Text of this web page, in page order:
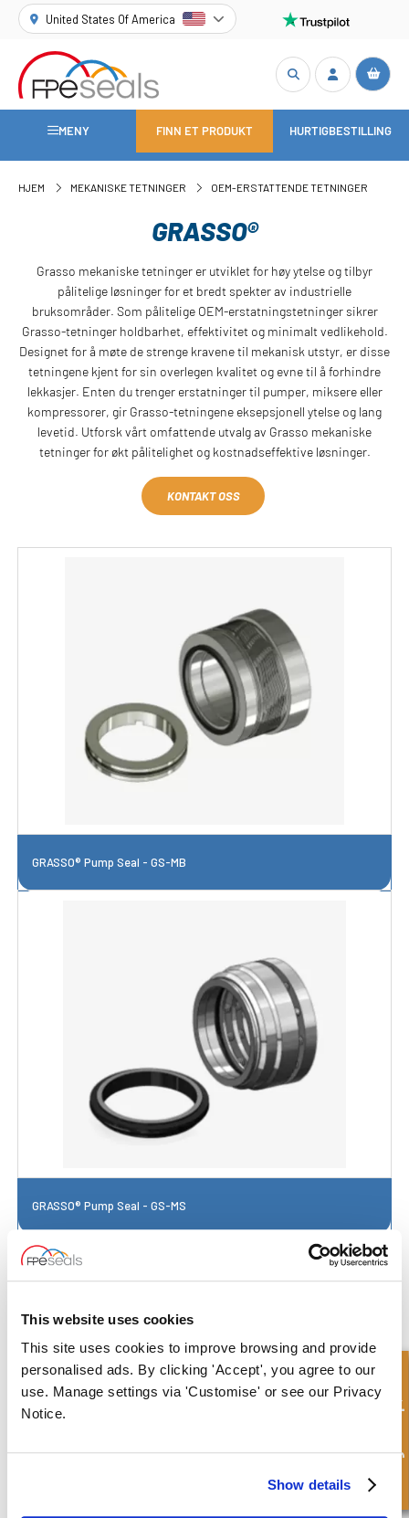
This website uses cookies
This site uses cookies to improve browsing and provide
personalised ads. By clicking 'Accept', you agree to our
use. Manage settings via 'Customise' or see our Privacy
Notice.
Show details
United States Of America
MENY FINN ET PRODUKT HURTIGBESTILLING
HJEM MEKANISKE TETNINGER OEM-ERSTATTENDE TETNINGER
GRASSO®
Grasso mekaniske tetninger er utviklet for høy ytelse og tilbyr
pålitelige løsninger for et bredt spekter av industrielle
bruksområder. Som pålitelige OEM-erstatningstetninger sikrer
Grasso-tetninger holdbarhet, effektivitet og minimalt vedlikehold.
Designet for å møte de strenge kravene til mekanisk utstyr, er disse
tetningene kjent for sin overlegen kvalitet og evne til å forhindre
lekkasjer. Enten du trenger erstatninger til pumper, miksere eller
kompressorer, gir Grasso-tetningene eksepsjonell ytelse og lang
levetid. Utforsk vårt omfattende utvalg av Grasso mekaniske
tetninger for økt pålitelighet og kostnadseffektive løsninger.
KONTAKT OSS
GRASSO® Pump Seal - GS-MB
GRASSO® Pump Seal - GS-MS
Hurtigforespørsel